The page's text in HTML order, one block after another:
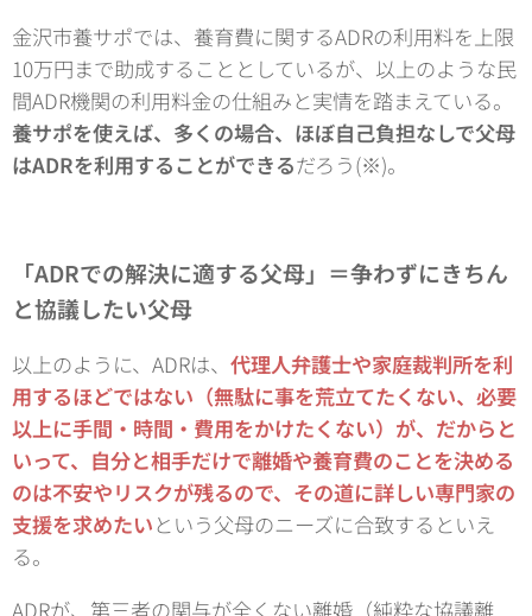
金沢市養サポでは、養育費に関するADRの利用料を上限
10万円まで助成することとしているが、以上のような民
間ADR機関の利用料金の仕組みと実情を踏まえている。
養サポを使えば、多くの場合、ほぼ自己負担なしで父母
はADRを利用することができるだろう(※)。
「ADRでの解決に適する父母」＝争わずにきちん
と協議したい父母
以上のように、ADRは、 代理人弁護士や家庭裁判所を利
用するほどではない（無駄に事を荒立てたくない、必要
以上に手間・時間・費用をかけたくない）が、だからと
いって、自分と相手だけで離婚や養育費のことを決める
のは不安やリスクが残るので、その道に詳しい専門家の
支援を求めたいという父母のニーズに合致するといえ
る。
ADRが、第三者の関与が全くない離婚（純粋な協議離